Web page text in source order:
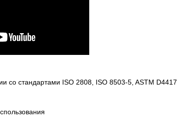
со стандартами ISO 2808, ISO 8503-5, ASTM D4417